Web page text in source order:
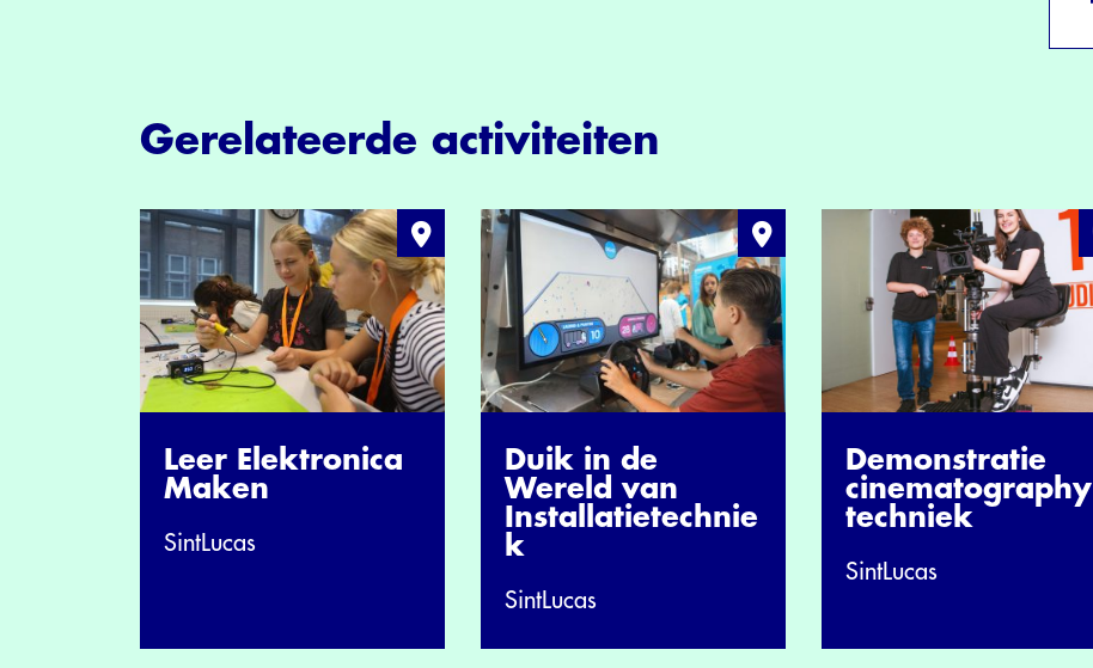
Gerelateerde activiteiten
Leer Elektronica
Maken
SintLucas
Duik in de
Wereld van
Installatietechnie
k
SintLucas
Demonstratie
cinematography
techniek
SintLucas